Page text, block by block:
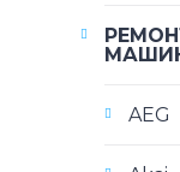
AEG